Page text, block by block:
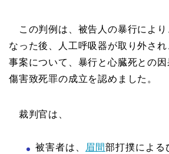
この判例は、被告人の暴行により
なった後、人工呼吸器が取り外さ
事案について、暴行と心臓死との
傷害致死罪の成立を認めました。
裁判官は、
被害者は、 眉間部打撲による